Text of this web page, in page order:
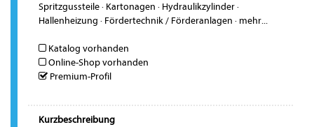
Spritzgussteile· Kartonagen · Hydraulikzylinder·
Hallenheizung · Fördertechnik / Förderanlagen · mehr...
Katalog vorhanden
Online-Shop vorhanden
Premium-Profil
Kurzbeschreibung